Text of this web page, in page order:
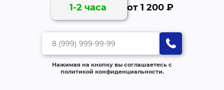
1-2 часа от 1 200 ₽
Нажимая на кнопку вы соглашаетесь с
политикой конфиденциальности.